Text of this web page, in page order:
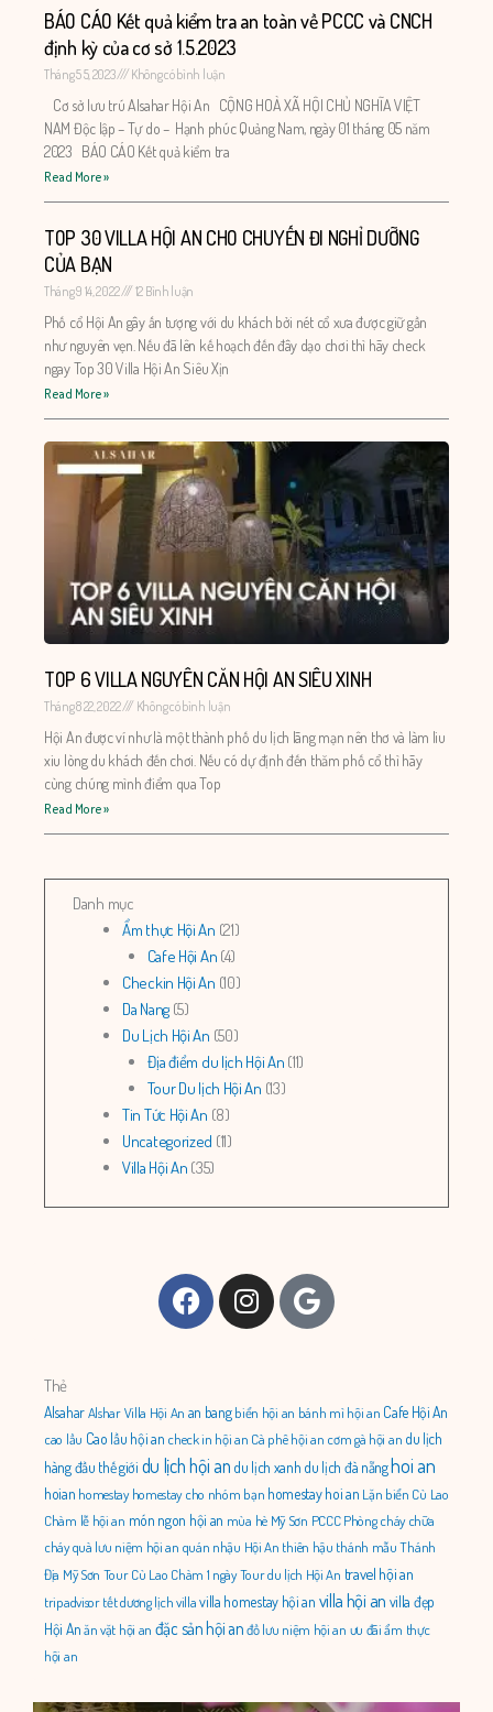
BÁO CÁO Kết quả kiểm tra an toàn về PCCC và CNCH
định kỳ của cơ sở 1.5.2023
Tháng 5 5, 2023 Không có bình luận
Cơ sở lưu trú Alsahar Hội An CỘNG HOÀ XÃ HỘI CHỦ NGHĨA VIỆT
NAM Độc lập – Tự do – Hạnh phúc Quảng Nam, ngày 01 tháng 05 năm
2023 BÁO CÁO Kết quả kiểm tra
Read More »
TOP 30 VILLA HỘI AN CHO CHUYẾN ĐI NGHỈ DƯỠNG
CỦA BẠN
Tháng 9 14, 2022 12 Bình luận
Phố cổ Hội An gây ấn tượng với du khách bởi nét cổ xưa được giữ gần
như nguyên vẹn. Nếu đã lên kế hoạch đến đây dạo chơi thì hãy check
ngay Top 30 Villa Hội An Siêu Xịn
Read More »
TOP 6 VILLA NGUYÊN CĂN HỘI AN SIÊU XINH
Tháng 8 22, 2022 Không có bình luận
Hội An được ví như là một thành phố du lịch lãng mạn nên thơ và làm liu
xiu lòng du khách đến chơi. Nếu có dự định đến thăm phố cổ thì hãy
cùng chúng mình điểm qua Top
Read More »
Danh mục
Ẩm thực Hội An (21)
Cafe Hội An (4)
Checkin Hội An (10)
Da Nang(5)
Du Lịch Hội An (50)
Địa điểm du lịch Hội An (11)
Tour Du lịch Hội An (13)
Tin Tức Hội An (8)
Uncategorized (11)
Villa Hội An (35)
FacebookInstagramGoogle
Thẻ
AlsaharAlshar Villa Hội An an bang biển hội an bánh mì hội an Cafe Hội An
cao lầu Cao lầu hội an check in hội an Cà phê hội an cơm gà hội an du lịch
hàng đầu thế giới du lịch hội an du lịch xanh du lịch đà nẵnghoi an
hoian homestay homestay cho nhóm bạn homestay hoi an Lặn biển Cù Lao
Chàm lễ hội an món ngon hội an mùa hè Mỹ Sơn PCCC Phòng cháy chữa
cháyquà lưu niệm hội an quán nhậu Hội An thiên hậu thánh mẫu Thánh
Địa Mỹ Sơn Tour Cù Lao Chàm 1 ngàyTour du lịch Hội An travel hội an
tripadvisor tết dương lịchvillavilla homestay hội an villa hội an villa đẹp
Hội Anăn vặt hội an đặc sản hội an đồ lưu niệm hội an ưu đãi ẩm thực
hội an